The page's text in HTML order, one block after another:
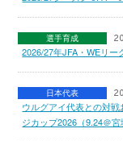
選手育成
2026/27年JFA・WEリ
日本代表
ウルグアイ代表との対
ジカップ2026（9.24＠